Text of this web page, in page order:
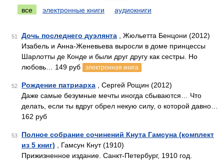
все
электронные книги аудиокниги
51 Дочь последнего дуэлянта , Жюльетта Бенцони (2012)
Изабель и Анна-Женевьева выросли в доме принцессы
Шарлотты де Конде и были друг другу как сестры. Но
любовь… 149 руб
электронная книга
52 Рождение патриарха , Сергей Рощин (2012)
Даже самые безумные мечты иногда сбываются… Что
делать, если ты вдруг обрел некую силу, о которой давно…
162 руб
53
Полное собрание сочинений Кнута Гамсуна (комплект
из 5 книг) , Гамсун Кнут (1910)
Прижизненное издание. Санкт-Петербург, 1910 год.